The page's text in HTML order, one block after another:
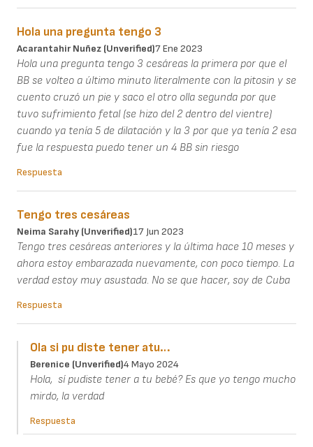
Hola una pregunta tengo 3
Acarantahir Nuñez (unverified)7 Ene 2023
Hola una pregunta tengo 3 cesáreas la primera por que el
BB se volteo a último minuto literalmente con la pitosin y se
cuento cruzó un pie y saco el otro olla segunda por que
tuvo sufrimiento fetal (se hizo del 2 dentro del vientre)
cuando ya tenía 5 de dilatación y la 3 por que ya tenía 2 esa
fue la respuesta puedo tener un 4 BB sin riesgo
Respuesta
Tengo tres cesáreas
Neima Sarahy (unverified)17 Jun 2023
Tengo tres cesáreas anteriores y la última hace 10 meses y
ahora estoy embarazada nuevamente, con poco tiempo. La
verdad estoy muy asustada. No se que hacer, soy de Cuba
Respuesta
Ola si pu diste tener atu…
Berenice (unverified)4 Mayo 2024
Hola, sí pudiste tener a tu bebé? Es que yo tengo mucho
mirdo, la verdad
Respuesta